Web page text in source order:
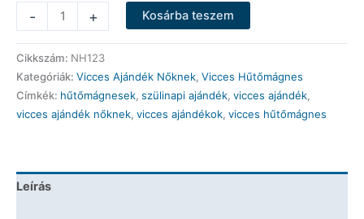
-
Hűtőmágnes
-
Legjobb
főnöknő
-
Vicces
+ Kosárba teszem
Cikkszám: NH123
Kategóriák: Vicces Ajándék Nőknek, Vicces Hűtőmágnes
Címkék: hűtőmágnesek, szülinapi ajándék, vicces ajándék,
vicces ajándék nőknek, vicces ajándékok, vicces hűtőmágnes
Leírás